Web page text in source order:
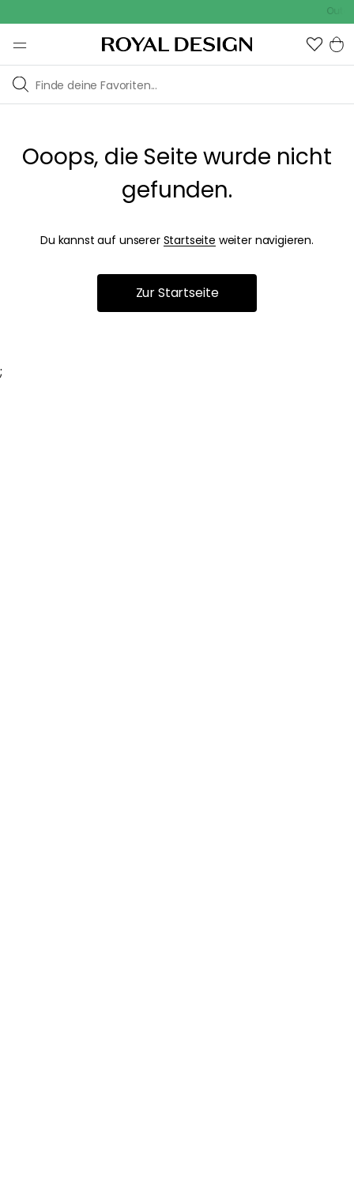
Ooops, die Seite wurde nicht
gefunden.
Du kannst auf unserer Startseite weiter navigieren.
Zur Startseite
;